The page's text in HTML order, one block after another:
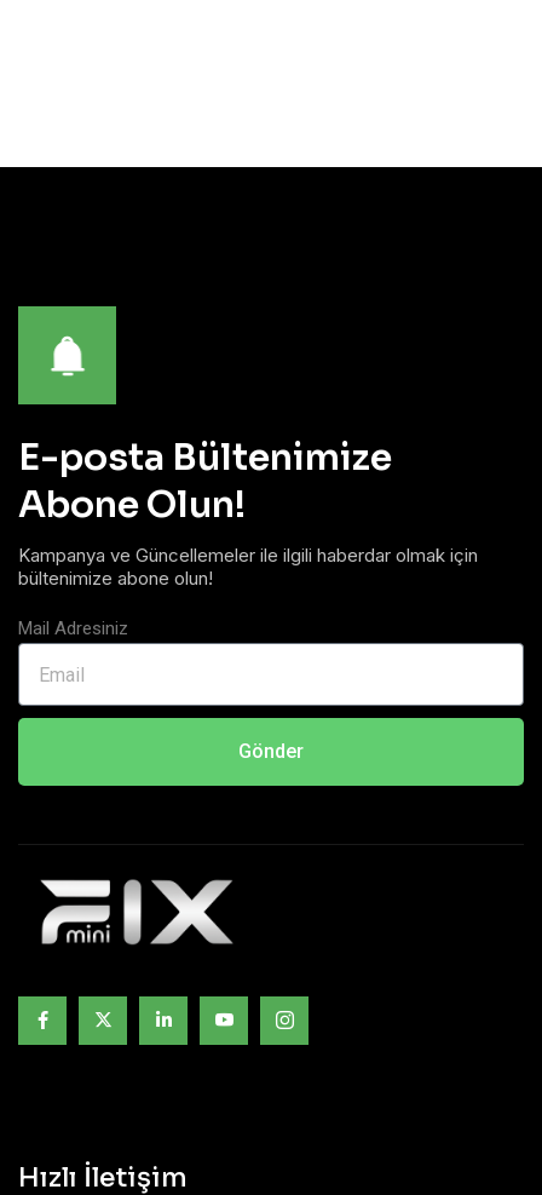
E-posta Bültenimize
Abone Olun!
Kampanya ve Güncellemeler ile ilgili haberdar olmak için
bültenimize abone olun!
Mail Adresiniz
Gönder
Hızlı İletişim